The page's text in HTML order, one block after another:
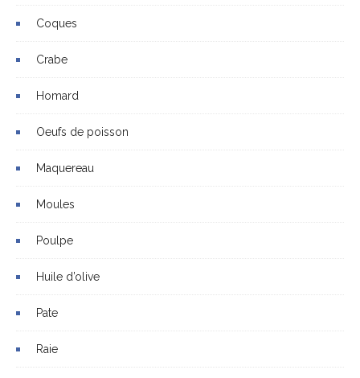
Coques
Crabe
Homard
Oeufs de poisson
Maquereau
Moules
Poulpe
Huile d’olive
Pate
Raie